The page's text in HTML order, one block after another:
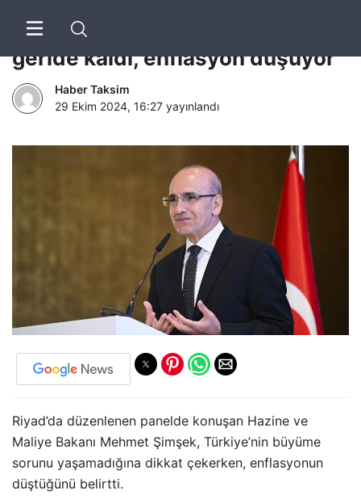
Mehmet Şimşek: En kötüsü
geride kaldı, enflasyon düşüyor
Haber Taksim
29 Ekim 2024, 16:27 yayınlandı
Riyad’da düzenlenen panelde konuşan Hazine ve
Maliye Bakanı Mehmet Şimşek, Türkiye’nin büyüme
sorunu yaşamadığına dikkat çekerken, enflasyonun
düştüğünü belirtti.